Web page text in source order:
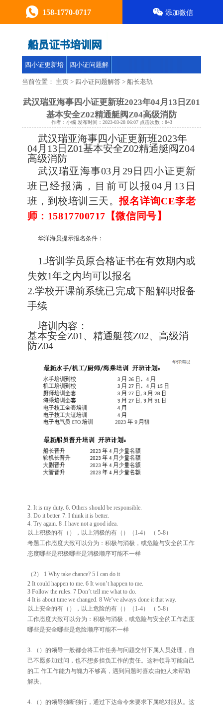
四小证更新培
训
四小证问题解
答
158-1770-0717 添加微信
当前位置： 主页 > 四小证问题解答 > 船长老轨
武汉瑞亚海事四小证更新班2023年04月13日Z01
基本安全Z02精通艇阀Z04高级消防
作者：小编 发布时间：2023-03-28 06:07 点击次数： 843
武汉瑞亚海事四小证更新班2023年
04月13日Z01基本安全Z02精通艇阀Z04
高级消防
武汉瑞亚海事03月29日四小证更新
班已经报满，目前可以报04月13日
班，到校培训三天。报名详询CE李老
师：15817700717【微信同号】
华洋海员提示报名条件：
1.培训学员原合格证书在有效期内或
失效1年之内均可以报名
2.学校开课前系统已完成下船解职报备
手续
培训内容：
基本安全Z01、精通艇筏Z02、高级消
防Z04
2. It is my duty. 6. Others should be responsible.
3. Do it better. 7. I think it is better.
4. Try again. 8 .I have not a good idea.
以上积极的有（），以上消极的有（）（ 1-4） （ 5-8）
考题工作态度大致可以分为：积极与消极，或危险与安全的工作
态度哪些是积极哪些是消极顺序可能不一样
（2）
1 Why take chance? 5 I can do it
2 It could happen to me. 6 It won’t happen to me.
3 Follow the rules. 7 Don’t tell me what to do.
4 It is about time we changed. 8 We’ve always done it that way.
以上安全的有（），以上危险的有（）（ 1-4） （ 5-8）
工作态度大致可以分为：积极与消极，或危险与安全的工作态度
哪些是安全哪些是危险顺序可能不一样
3.
（）的领导一般都会将工作任务与问题交付下属人员处理，自
己不愿多加过问，也不想多担负工作的责任。这种领导可能自己
的工 作工作能力与魄力不够高，遇到问题时喜欢由他人来帮助
解决。
4.
（）的领导独断独行，通过下达命令来要求下属绝对服从。这